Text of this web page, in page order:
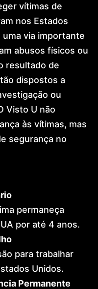
(US)
European
&
Ancestry
Dubai
&
Expansion
Global
Architecture
Golden
Dr.
vítimas de
nos Estados
via importante
abusos físicos ou
resultado de
dispostos a
ou
Visto U não
às vítimas, mas
segurança no
permaneça
por até 4 anos.
para trabalhar
Unidos.
Permanente